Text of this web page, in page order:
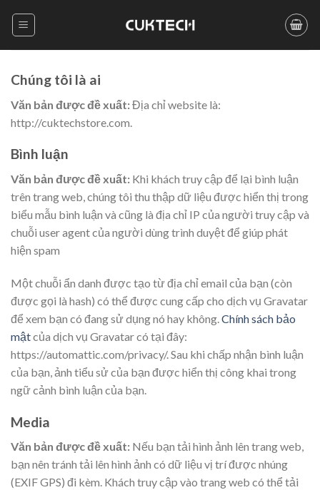
Chúng tôi là ai
Văn bản được đề xuất:Địa chỉ website là:
http://cuktechstore.com.
Bình luận
Văn bản được đề xuất: Khi khách truy cập để lại bình luận
trên trang web, chúng tôi thu thập dữ liệu được hiển thị trong
biểu mẫu bình luận và cũng là địa chỉ IP của người truy cập và
chuỗi user agent của người dùng trình duyệt để giúp phát
hiện spam
Một chuỗi ẩn danh được tạo từ địa chỉ email của bạn (còn
được gọi là hash) có thể được cung cấp cho dịch vụ Gravatar
để xem bạn có đang sử dụng nó hay không. Chính sách bảo
mậtcủa dịch vụ Gravatar có tại đây:
https://automattic.com/privacy/. Sau khi chấp nhận bình luận
của bạn, ảnh tiểu sử của bạn được hiển thị công khai trong
ngữ cảnh bình luận của bạn.
Media
Văn bản được đề xuất: Nếu bạn tải hình ảnh lên trang web,
bạn nên tránh tải lên hình ảnh có dữ liệu vị trí được nhúng
(EXIF GPS) đi kèm. Khách truy cập vào trang web có thể tải